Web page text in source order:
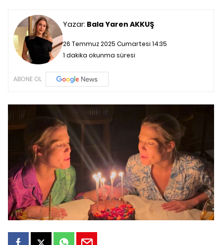
Yazar: Bala Yaren AKKUŞ
26 Temmuz 2025 Cumartesi 14:35
1 dakika okunma süresi
ABONE OL